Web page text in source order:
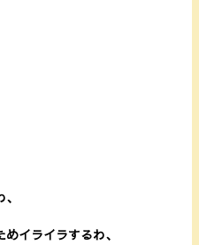
イライラするわ、